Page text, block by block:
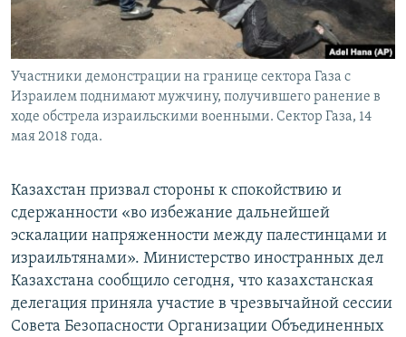
Участники демонстрации на границе сектора Газа с
Израилем поднимают мужчину, получившего ранение в
ходе обстрела израильскими военными. Сектор Газа, 14
мая 2018 года.
Казахстан призвал стороны к спокойствию и
сдержанности «во избежание дальнейшей
эскалации напряженности между палестинцами и
израильтянами». Министерство иностранных дел
Казахстана сообщило сегодня, что казахстанская
делегация приняла участие в чрезвычайной сессии
Совета Безопасности Организации Объединенных